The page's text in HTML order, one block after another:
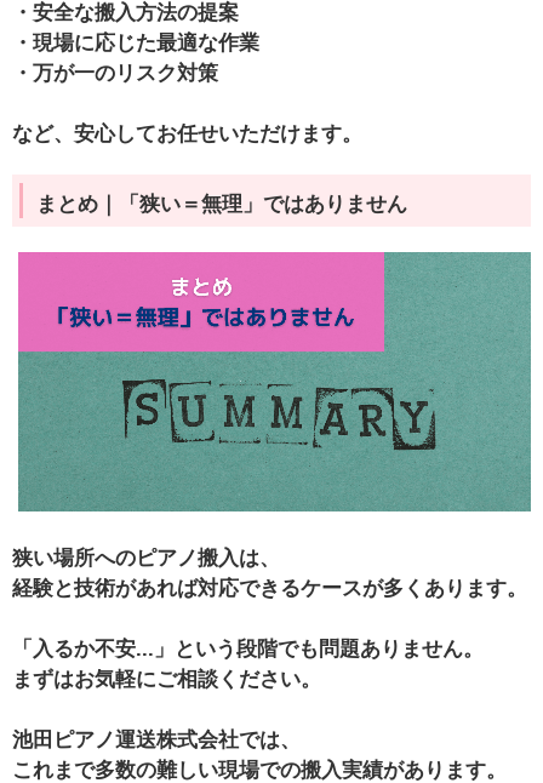
・安全な搬入方法の提案
・現場に応じた最適な作業
・万が一のリスク対策
など、安心してお任せいただけます。
まとめ｜「狭い＝無理」ではありません
狭い場所へのピアノ搬入は、
経験と技術があれば対応できるケースが多くあります。
「入るか不安...」という段階でも問題ありません。
まずはお気軽にご相談ください。
池田ピアノ運送株式会社では、
これまで多数の難しい現場での搬入実績があります。